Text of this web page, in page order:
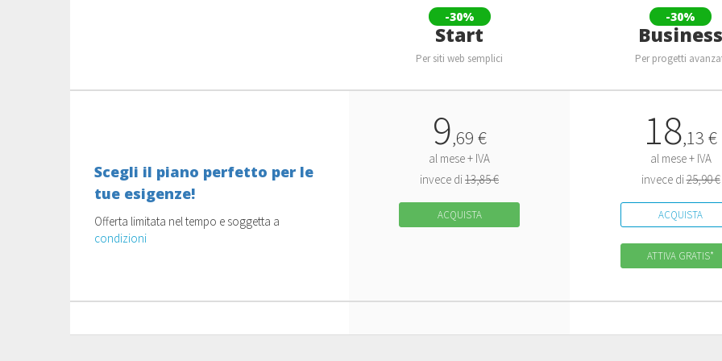
-30%
Start
Per siti web semplici
-30%
Business
Per progetti
Scegli il piano perfetto per le
tue esigenze!
Offerta limitata nel tempo e soggetta a
condizioni
9,69 €
al mese + IVA
invece di13,85 €
ACQUISTA
18,13 €
al mese + IVA
invece di25,90 €
ACQUISTA
ATTIVA GRATIS*